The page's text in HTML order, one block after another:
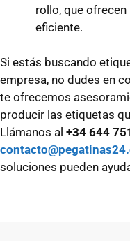
rollo, que
eficiente.
Si estás buscando
empresa, no dudes en
te ofrecemos
producir las etiquetas
Llámanos al +34 644
soluciones pueden